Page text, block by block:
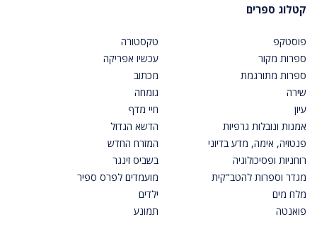
קטלוג ספרים
פוסטקפ
ספרות מקור
ספרות מתורגמת
שירה
עיון
אמנות ונובלות גרפיות
פנטזיה, אימה, מדע בדיוני
רוחניות ופסיכולוגיה
מגדר וספרות להטב"קית
מלח מים
פואנטה
טקסטורה
עכשיו אפריקה
מכתוב
גומחה
חיי מדף
הדשא הגדול
המזרח החדש
בשביס זינגר
מועמדים לפרס ספיר
ילדים
תמונע